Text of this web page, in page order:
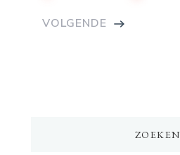
VOLGENDE
ZOEKEN